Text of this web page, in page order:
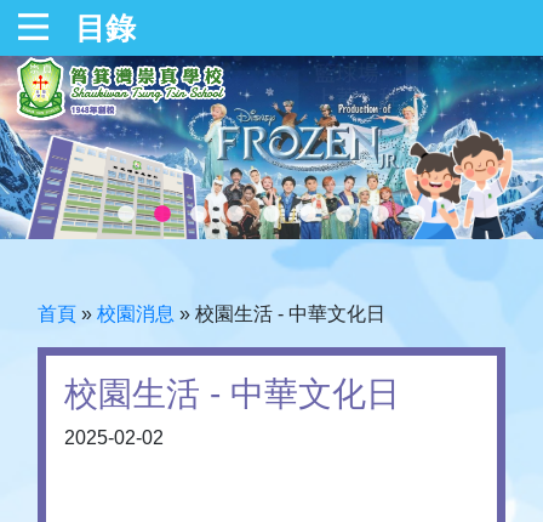
目錄
首頁 » 校園消息 » 校園生活 - 中華文化日
校園生活 - 中華文化日
2025-02-02